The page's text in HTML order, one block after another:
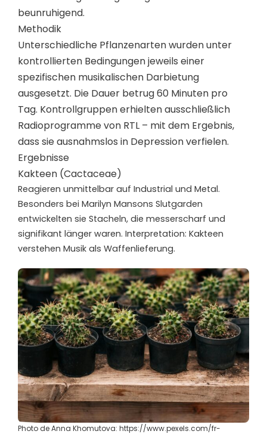
beunruhigend.
Methodik
Unterschiedliche Pflanzenarten wurden unter
kontrollierten Bedingungen jeweils einer
spezifischen musikalischen Darbietung
ausgesetzt. Die Dauer betrug 60 Minuten pro
Tag. Kontrollgruppen erhielten ausschließlich
Radioprogramme von RTL – mit dem Ergebnis,
dass sie ausnahmslos in Depression verfielen.
Ergebnisse
Kakteen (Cactaceae)
Reagieren unmittelbar auf Industrial und Metal.
Besonders bei Marilyn Mansons Slutgarden
entwickelten sie Stacheln, die messerscharf und
signifikant länger waren. Interpretation: Kakteen
verstehen Musik als Waffenlieferung.
Photo de Anna Khomutova: https://www.pexels.com/fr-